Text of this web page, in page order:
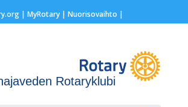
| MyRotary | Nuorisovaihto |
Rotaryklubi